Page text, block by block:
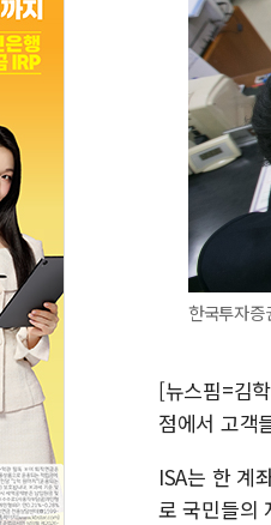
한국투자증
[뉴스핌=김
점에서 고객
ISA는 한 계
로 국민들의